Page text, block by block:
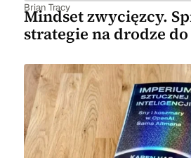
Brian Tracy
Mindset zwycięzcy.
strategie na drodze